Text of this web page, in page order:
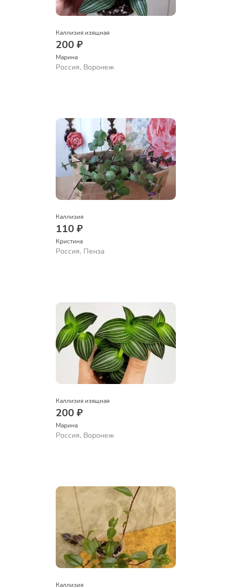
Каллизия изящная
200 ₽
Марина
Россия, Воронеж
Каллизия
110 ₽
Кристина
Россия, Пенза
Каллизия изящная
200 ₽
Марина
Россия, Воронеж
Каллизия